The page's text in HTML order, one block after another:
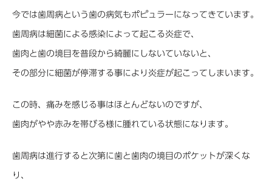
今では歯周病という歯の病気もポピュラーになってきています。
歯周病は細菌による感染によって起こる炎症で、
歯肉と歯の境目を普段から綺麗にしないていないと、
その部分に細菌が停滞する事により炎症が起こってしまいます。
この時、痛みを感じる事はほとんどないのですが、
歯肉がやや赤みを帯びる様に腫れている状態になります。
歯周病は進行すると次第に歯と歯肉の境目のポケットが深くな
り、